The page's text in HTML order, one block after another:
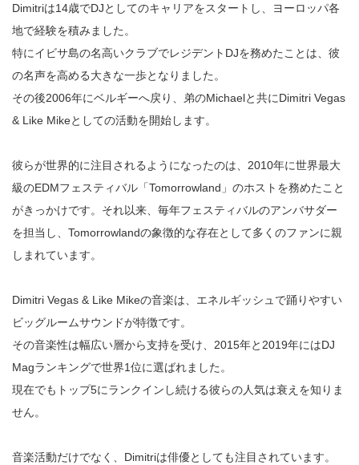
Dimitriは14歳でDJとしてのキャリアをスタートし、ヨーロッパ各
地で経験を積みました。
特にイビサ島の名高いクラブでレジデントDJを務めたことは、彼
の名声を高める大きな一歩となりました。
その後2006年にベルギーへ戻り、弟のMichaelと共にDimitri Vegas
& Like Mikeとしての活動を開始します。
彼らが世界的に注目されるようになったのは、2010年に世界最大
級のEDMフェスティバル「Tomorrowland」のホストを務めたこと
がきっかけです。それ以来、毎年フェスティバルのアンバサダー
を担当し、Tomorrowlandの象徴的な存在として多くのファンに親
しまれています。
Dimitri Vegas & Like Mikeの音楽は、エネルギッシュで踊りやすい
ビッグルームサウンドが特徴です。
その音楽性は幅広い層から支持を受け、2015年と2019年にはDJ
Magランキングで世界1位に選ばれました。
現在でもトップ5にランクインし続ける彼らの人気は衰えを知りま
せん。
音楽活動だけでなく、Dimitriは俳優としても注目されています。